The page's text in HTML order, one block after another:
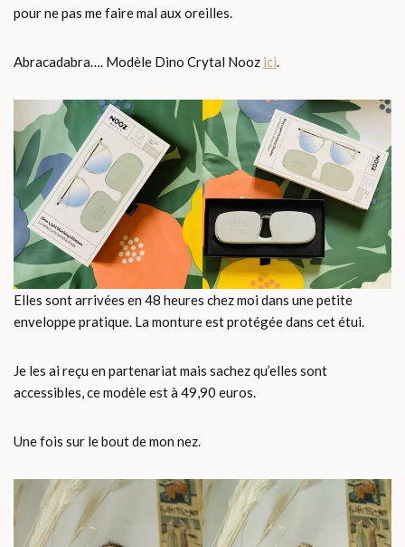
pour ne pas me faire mal aux oreilles.
Abracadabra…. Modèle Dino Crytal Nooz ici
Elles sont arrivées en 48 heures chez moi dans une petite
enveloppe pratique. La monture est protégée dans cet étui.
Je les ai reçu en partenariat mais sachez qu’elles sont
accessibles, ce modèle est à 49,90 euros.
Une fois sur le bout de mon nez.